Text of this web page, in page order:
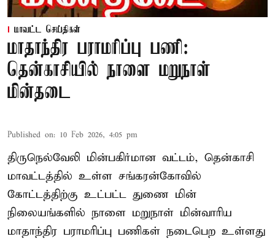
மாவட்ட செய்திகள்
மாதாந்திர பராமரிப்பு பணி:
தென்காசியில் நாளை மறுநாள்
மின்தடை
Published on: 10 Feb 2026, 4:05 pm
திருநெல்வேலி மின்பகிர்மான வட்டம், தென்காசி
மாவட்டத்தில் உள்ள சங்கரன்கோவில்
கோட்டத்திற்கு உட்பட்ட துணை மின்
நிலையங்களில் நாளை மறுநாள் மின்வாரிய
மாதாந்திர பராமரிப்பு பணிகள் நடைபெற உள்ளது